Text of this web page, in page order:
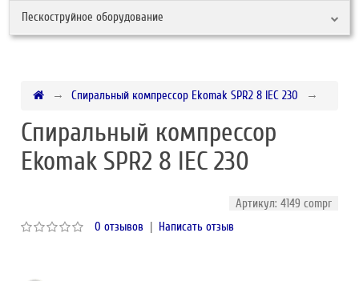
Пескоструйное оборудование
Спиральный компрессор Ekomak SPR2 8 IEC 230
Спиральный компрессор
Ekomak SPR2 8 IEC 230
Артикул: 4149 compr
0 отзывов | Написать отзыв